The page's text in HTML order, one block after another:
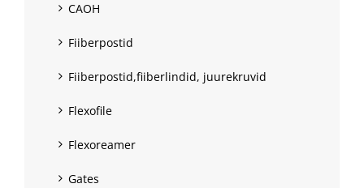
CAOH
Fiiberpostid
Fiiberpostid,fiiberlindid, juurekruvid
Flexofile
Flexoreamer
Gates